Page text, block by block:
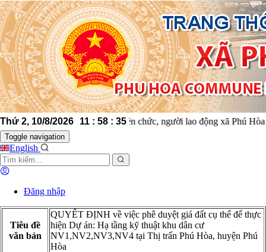
Thứ 2, 10/8/2026 11 : 58 : 35
Cán bộ, công chức, viên chức, người lao động xã Phú
Toggle navigation
English
Đăng nhập
Tiêu đề
văn bản
QUYẾT ĐỊNH về việc phê duyệt giá đất cụ thể để thực
hiện Dự án: Hạ tầng kỹ thuật khu dân cư
NV1,NV2,NV3,NV4 tại Thị trấn Phú Hòa, huyện Phú
Hòa